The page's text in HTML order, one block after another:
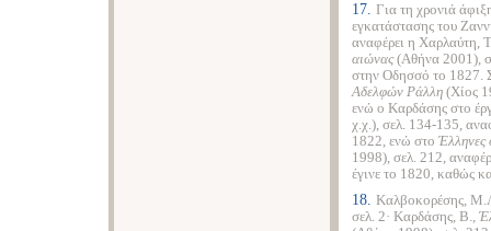
17. Για τη χρονιά
εγκατάστασης του
αναφέρει η Χαρλαύτη,
αιώνας (Αθήνα 2001),
στην Οδησσό το
Αδελφών Ράλλη (Χίος
ενώ ο Καρδάσης στο
χ.χ.), σελ. 134-135,
1822, ενώ στο Έλληνες
1998), σελ. 212,
έγινε το 1820, καθώς
18. Καλβοκορέσης,
σελ. 2· Καρδάσης, Β.,